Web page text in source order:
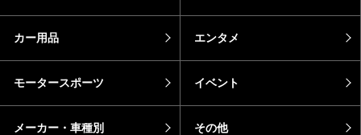
カー用品 エンタメ
モータースポーツ イベント
メーカー・車種別 その他